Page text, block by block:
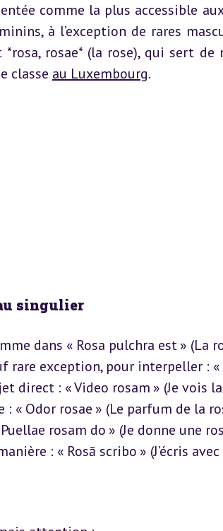
comme la plus accessible
à l’exception de rares
rosae* (la rose), qui sert de
classe au Luxembourg.
singulier
dans « Rosa pulchra est » (La
exception, pour interpeller : «
direct : « Video rosam » (Je vois
« Odor rosae » (Le parfum de la
rosam do » (Je donne une
: « Rosā scribo » (J’écris